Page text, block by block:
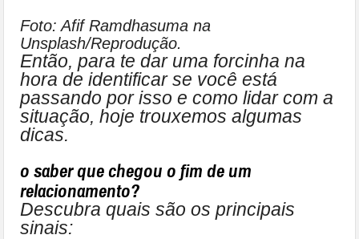
Foto: Afif Ramdhasuma na
Unsplash/Reprodução.
Então, para te dar uma forcinha na
hora de identificar se você está
passando por isso e como lidar com a
situação, hoje trouxemos algumas
dicas.
o saber que chegou o fim de um
relacionamento?
Descubra quais são os principais
sinais: